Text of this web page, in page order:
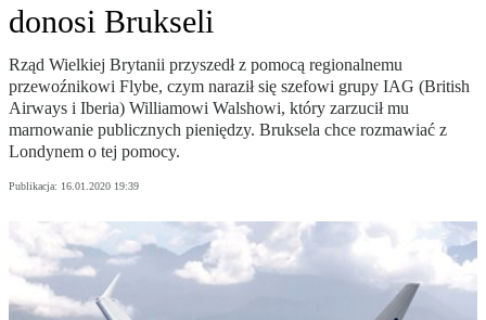
donosi Brukseli
Rząd Wielkiej Brytanii przyszedł z pomocą regionalnemu
przewoźnikowi Flybe, czym naraził się szefowi grupy IAG (British
Airways i Iberia) Williamowi Walshowi, który zarzucił mu
marnowanie publicznych pieniędzy. Bruksela chce rozmawiać z
Londynem o tej pomocy.
Publikacja: 16.01.2020 19:39